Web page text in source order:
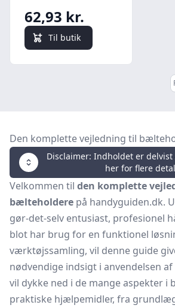
62,93 kr.
Til butik
Den komplette vejledning til
Disclaimer: Indholdet er
her for flere
Velkommen til den komplette
bælteholdere på handyguiden.dk.
gør-det-selv entusiast, profesionel
blot har brug for en funktionel
værktøjssamling, vil denne guide
nødvendige indsigt i anvendelsen
vil dykke ned i de mange aspekter i
praktiske hjælpemidler, fra